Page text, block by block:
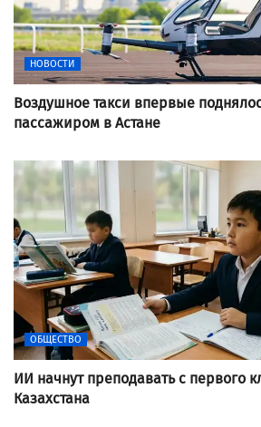
НОВОСТИ
Воздушное такси впервые
пассажиром в Астане
ОБЩЕСТВО
ИИ начнут преподавать с первого
Казахстана